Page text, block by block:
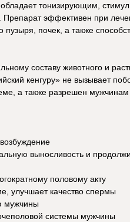
обладает тонизирующим,
эффективен при
пузыря, почек, а также
составу животного и
кенгуру» не вызывает
а также разрешен
выносливость и
половому акту
улучшает качество спермы
мужчины
системы мужчины